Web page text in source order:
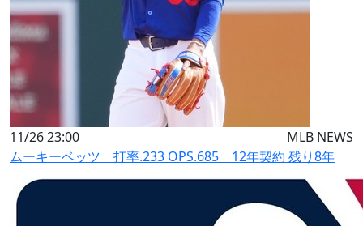
11/26 23:00
MLB NEWS
ムーキーベッツ 打率.233 OPS.685 12年契約 残り8年